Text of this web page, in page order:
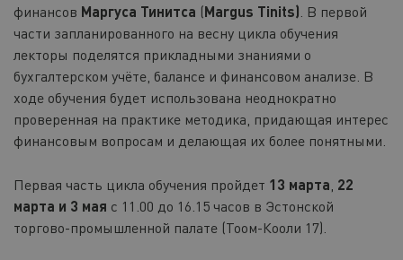
финансов Маргуса Тинитса (Margus Tinits) . В первой
части запланированного на весну цикла обучения
лекторы поделятся прикладными знаниями о
бухгалтерском учёте, балансе и финансовом анализе. В
ходе обучения будет использована неоднократно
проверенная на практике методика, придающая интерес
финансовым вопросам и делающая их более понятными.
Первая часть цикла обучения пройдет 13 марта 22
марта и 3 мая с 11.00 до 16.15 часов в Эстонской
торгово-промышленной палате (Тоом-Кооли 17).